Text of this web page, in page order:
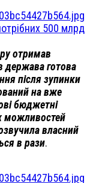
500 млрд
отримав
держава готова
після зупинки
на вже
бюджетні
можливостей
власний
в рази.